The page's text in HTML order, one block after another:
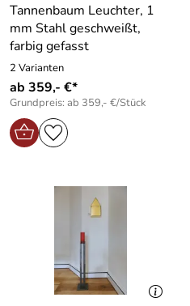
Tannenbaum Leuchter, 1
mm Stahl geschweißt,
farbig gefasst
2 Varianten
ab 359,- €*
Grundpreis: ab 359,- €/Stück